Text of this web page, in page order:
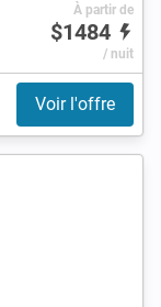
À partir de
$1484
/ nuit
Voir l'offre